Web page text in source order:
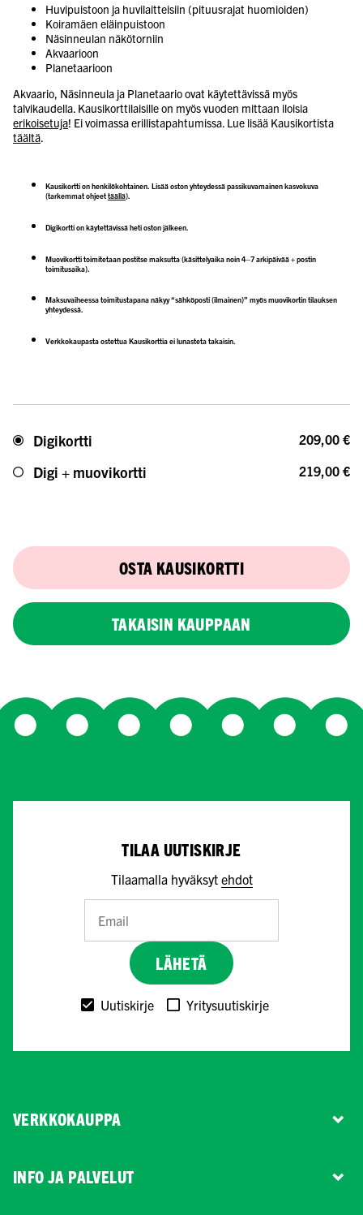
Huvipuistoon ja huvilaitteisiin (pituusrajat huomioiden)
Koiramäen eläinpuistoon
Näsinneulan näkötorniin
Akvaarioon
Planetaarioon
Akvaario, Näsinneula ja Planetaario ovat käytettävissä myös
talvikaudella. Kausikorttilaisille on myös vuoden mittaan iloisia
erikoisetuja! Ei voimassa erillistapahtumissa. Lue lisää Kausikortista
täältä.
Kausikortti on henkilökohtainen. Lisää oston yhteydessä passikuvamainen kasvokuva
(tarkemmat ohjeettäällä).
Digikortti on käytettävissä heti oston jälkeen.
Muovikortti toimitetaan postitse maksutta (käsittelyaika noin 4–7 arkipäivää + postin
toimitusaika).
Maksuvaiheessa toimitustapana näkyy “sähköposti (ilmainen)” myös muovikortin tilauksen
yhteydessä.
Verkkokaupasta ostettua Kausikorttia ei lunasteta takaisin.
Digikortti 209,00 €
Digi + muovikortti 219,00 €
OSTA KAUSIKORTTI
TAKAISIN KAUPPAAN
TILAA UUTISKIRJE
Tilaamalla hyväksyt ehdot
LÄHETÄ
Uutiskirje Yritysuutiskirje
VERKKOKAUPPA
INFO JA PALVELUT